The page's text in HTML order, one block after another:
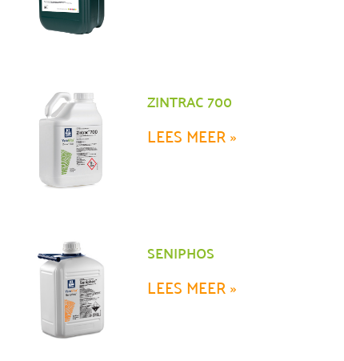
ZINTRAC 700
LEES MEER »
SENIPHOS
LEES MEER »